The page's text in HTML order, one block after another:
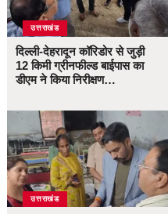
उत्तराखंड
दिल्ली-देहरादून कॉरिडोर से जुड़ी
12 किमी ग्रीनफील्ड बाईपास का
डीएम ने किया निरीक्षण…
उत्तराखंड